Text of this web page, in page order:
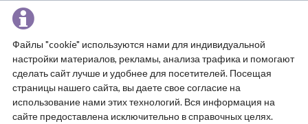
Файлы "cookie" используются нами для индивидуальной
настройки материалов, рекламы, анализа трафика и помогают
сделать сайт лучше и удобнее для посетителей. Посещая
страницы нашего сайта, вы даете свое согласие на
использование нами этих технологий. Вся информация на
сайте предоставлена исключительно в справочных целях.